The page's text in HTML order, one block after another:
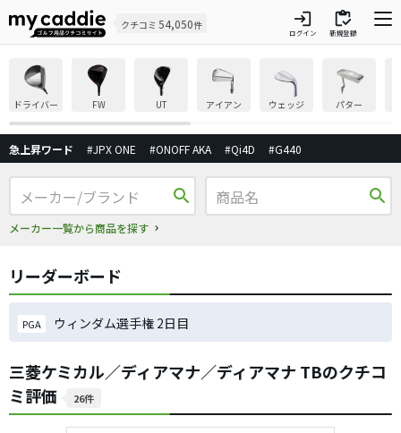
クチコミ 54,050件 login
ログイン
inventory
新規登録
ドライバー FW UT アイアン ウェッジ パター
急上昇ワード #JPX ONE #ONOFF AKA #Qi4D #G440
search
メーカー一覧から商品を探す
search
リーダーボード
PGA ウィンダム選手権 2日目
三菱ケミカル／ディアマナ／ディアマナ TBのクチコ
ミ評価
26件